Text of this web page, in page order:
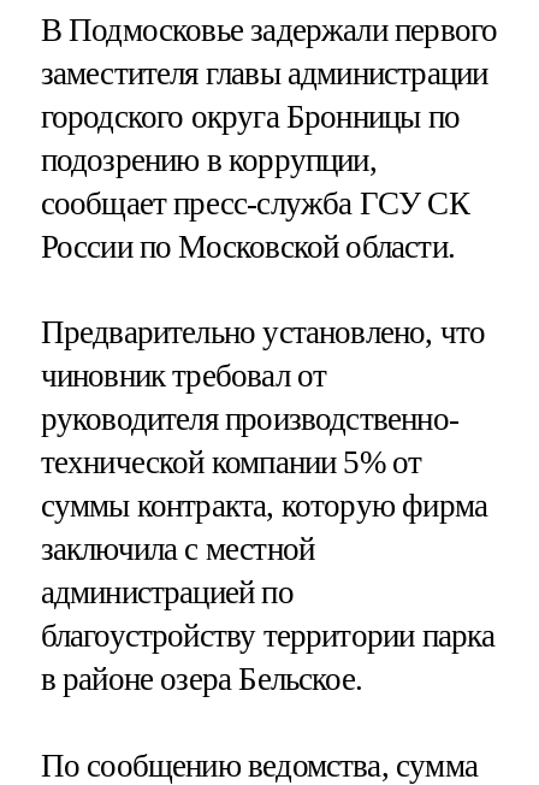
В Подмосковье задержали первого
заместителя главы администрации
городского округа Бронницы по
подозрению в коррупции,
сообщает пресс-служба ГСУ СК
России по Московской области.
Предварительно установлено, что
чиновник требовал от
руководителя производственно-
технической компании 5% от
суммы контракта, которую фирма
заключила с местной
администрацией по
благоустройству территории парка
в районе озера Бельское.
По сообщению ведомства, сумма